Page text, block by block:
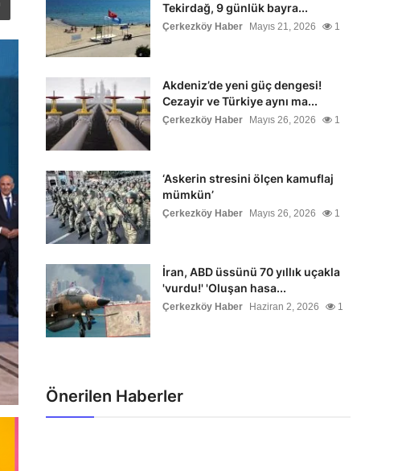
Tekirdağ, 9 günlük bayra...
Çerkezköy Haber Mayıs 21, 2026 1
Akdeniz’de yeni güç dengesi!
Cezayir ve Türkiye aynı ma...
Çerkezköy Haber Mayıs 26, 2026 1
‘Askerin stresini ölçen kamuflaj
mümkün’
Çerkezköy Haber Mayıs 26, 2026 1
İran, ABD üssünü 70 yıllık uçakla
'vurdu!' 'Oluşan hasa...
Çerkezköy Haber Haziran 2, 2026 1
Önerilen Haberler